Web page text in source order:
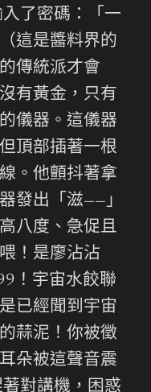
入了密碼：「一
這是醬料界的
傳統派才會
有黃金，只有
儀器。這儀器
頂部插著一根
。他顫抖著拿
發出「滋——」
八度、急促且
！是廖沾沾
！宇宙水餃聯
已經聞到宇宙
蒜泥！你被徵
朵被這聲音震
對講機，困惑